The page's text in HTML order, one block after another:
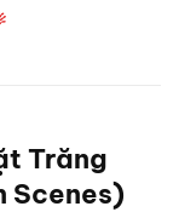
Trăng
Scenes)